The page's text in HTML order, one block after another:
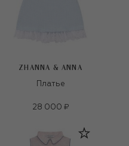
ZHANNA & ANNA
Платье
28 000 ₽